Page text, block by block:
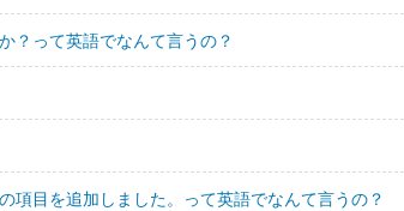
？って英語でなんて言うの？
項目を追加しました。って英語でなんて言うの？